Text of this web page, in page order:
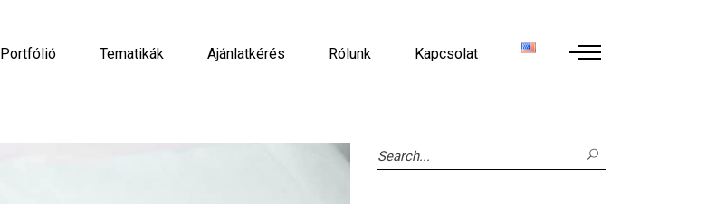
Portfólió Tematikák Ajánlatkérés Rólunk Kapcsolat
Search
for: